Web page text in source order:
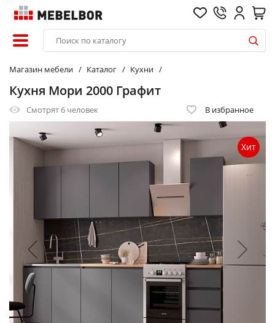
Магазин мебели Каталог Кухни
Кухня Мори 2000 Графит
Смотрят6 человек В избранное
Хит